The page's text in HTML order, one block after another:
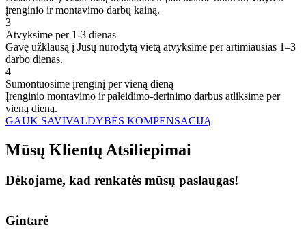
įrenginio ir montavimo darbų kainą.
3
Atvyksime per 1-3 dienas
Gavę užklausą į Jūsų nurodytą vietą atvyksime per artimiausias 1–3
darbo dienas.
4
Sumontuosime įrenginį per vieną dieną
Įrenginio montavimo ir paleidimo-derinimo darbus atliksime per
vieną dieną.
GAUK SAVIVALDYBĖS KOMPENSACIJĄ
Mūsų Klientų Atsiliepimai
Dėkojame, kad renkatės mūsų paslaugas!
Gintarė